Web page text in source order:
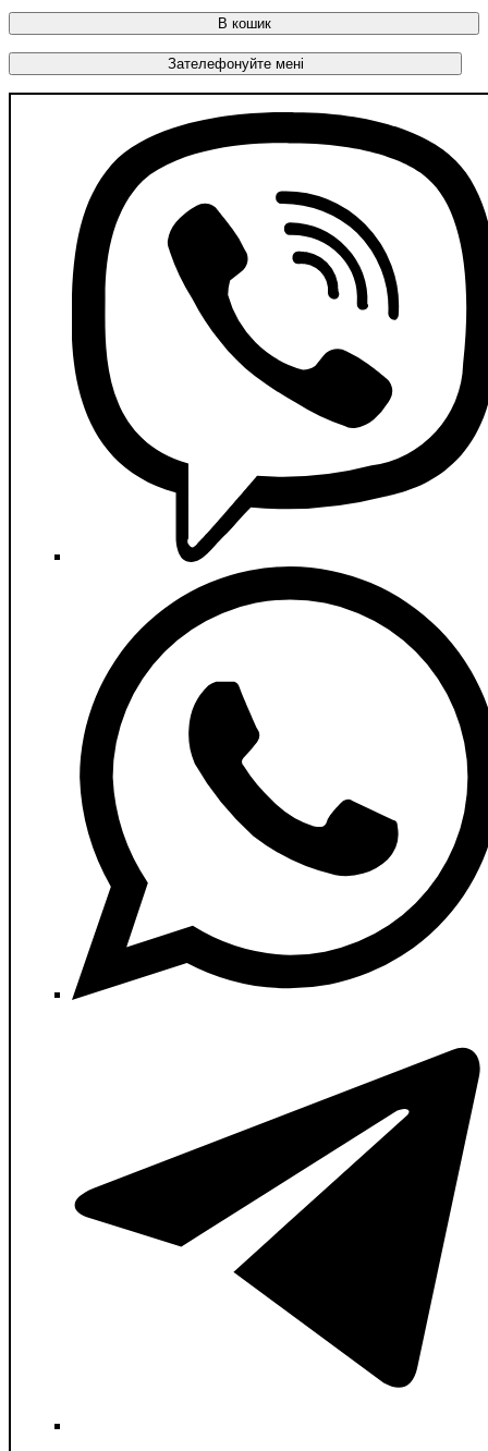
В кошик
Зателефонуйте мені